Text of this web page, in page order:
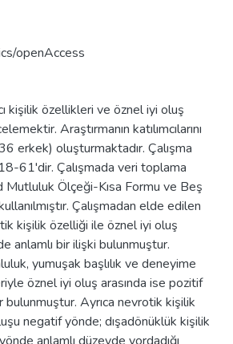
openAccess
kişilik özellikleri ve öznel iyi oluş
Araştırmanın katılımcılarını
erkek) oluşturmaktadır. Çalışma
61'dir. Çalışmada veri toplama
Mutluluk Ölçeği-Kısa Formu ve Beş
Çalışmadan elde edilen
kişilik özelliği ile öznel iyi oluş
anlamlı bir ilişki bulunmuştur.
yumuşak başlılık ve deneyime
öznel iyi oluş arasında ise pozitif
bulunmuştur. Ayrıca nevrotik kişilik
negatif yönde; dışadönüklük kişilik